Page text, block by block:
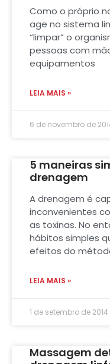
Como o próprio
age no sistema
“limpar” o
pessoas com
equipamentos
LEIA MAIS »
6 de novembro de
5 maneiras
drenagem
A drenagem é
inconvenientes
as toxinas. No
hábitos simples
efeitos do
LEIA MAIS »
1 de setembro de 2014
Massagem